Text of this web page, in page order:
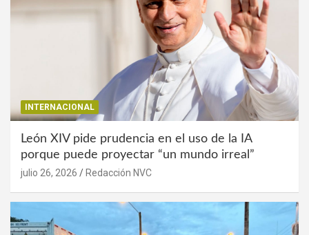
INTERNACIONAL
León XIV pide prudencia en el uso de la IA
porque puede proyectar “un mundo irreal”
julio 26, 2026 Redacción NVC